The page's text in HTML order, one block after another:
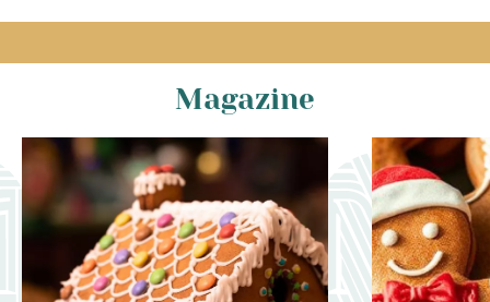
Magazine